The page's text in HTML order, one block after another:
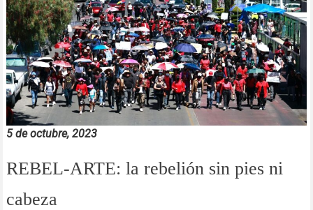
5 de octubre, 2023
REBEL-ARTE: la rebelión sin pies ni
cabeza